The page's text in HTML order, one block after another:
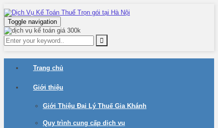
Toggle navigation
Trang chủ
Giới thiệu
Giới Thiệu Đại Lý Thuế Gia Khánh
Quy trình cung cấp dịch vụ